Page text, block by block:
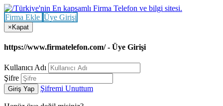
Firma Ekle Üye Girişi
× Kapat
https://www.firmatelefon.com/ - Üye Girişi
Kullanıcı Adı
Şifre
Giriş Yap Şifremi Unuttum